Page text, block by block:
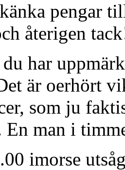
pengar
återigen
har
är oerhört
som ju
En man i
imorse